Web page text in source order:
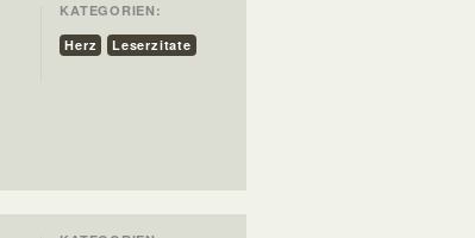
KATEGORIEN:
Herz
Leserzitate